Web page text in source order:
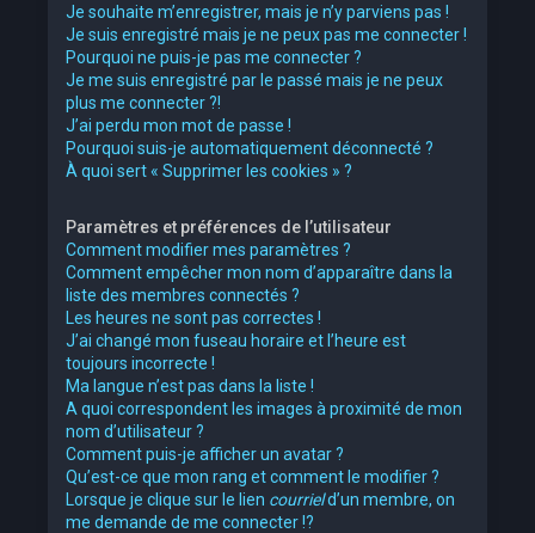
Je souhaite m’enregistrer, mais je n’y parviens pas !
Je suis enregistré mais je ne peux pas me connecter !
Pourquoi ne puis-je pas me connecter ?
Je me suis enregistré par le passé mais je ne peux
plus me connecter ?!
J’ai perdu mon mot de passe !
Pourquoi suis-je automatiquement déconnecté ?
À quoi sert « Supprimer les cookies » ?
Paramètres et préférences de l’utilisateur
Comment modifier mes paramètres ?
Comment empêcher mon nom d’apparaître dans la
liste des membres connectés ?
Les heures ne sont pas correctes !
J’ai changé mon fuseau horaire et l’heure est
toujours incorrecte !
Ma langue n’est pas dans la liste !
A quoi correspondent les images à proximité de mon
nom d’utilisateur ?
Comment puis-je afficher un avatar ?
Qu’est-ce que mon rang et comment le modifier ?
Lorsque je clique sur le lien courrield’un membre, on
me demande de me connecter !?